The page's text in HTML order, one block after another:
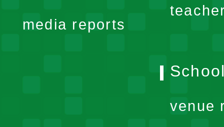
media reports
venue